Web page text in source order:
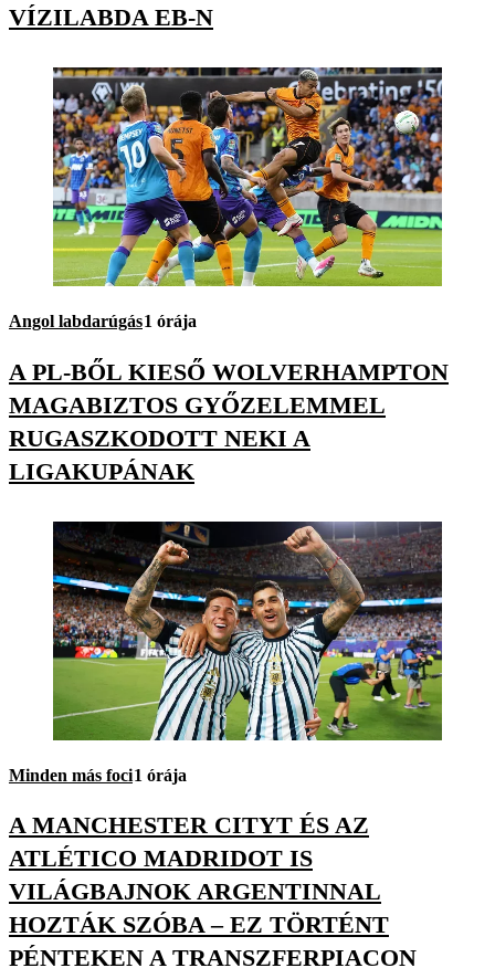
VÍZILABDA EB-N
Angol labdarúgás1 órája
A PL-BŐL KIESŐ WOLVERHAMPTON
MAGABIZTOS GYŐZELEMMEL
RUGASZKODOTT NEKI A
LIGAKUPÁNAK
Minden más foci1 órája
A MANCHESTER CITYT ÉS AZ
ATLÉTICO MADRIDOT IS
VILÁGBAJNOK ARGENTINNAL
HOZTÁK SZÓBA – EZ TÖRTÉNT
PÉNTEKEN A TRANSZFERPIACON